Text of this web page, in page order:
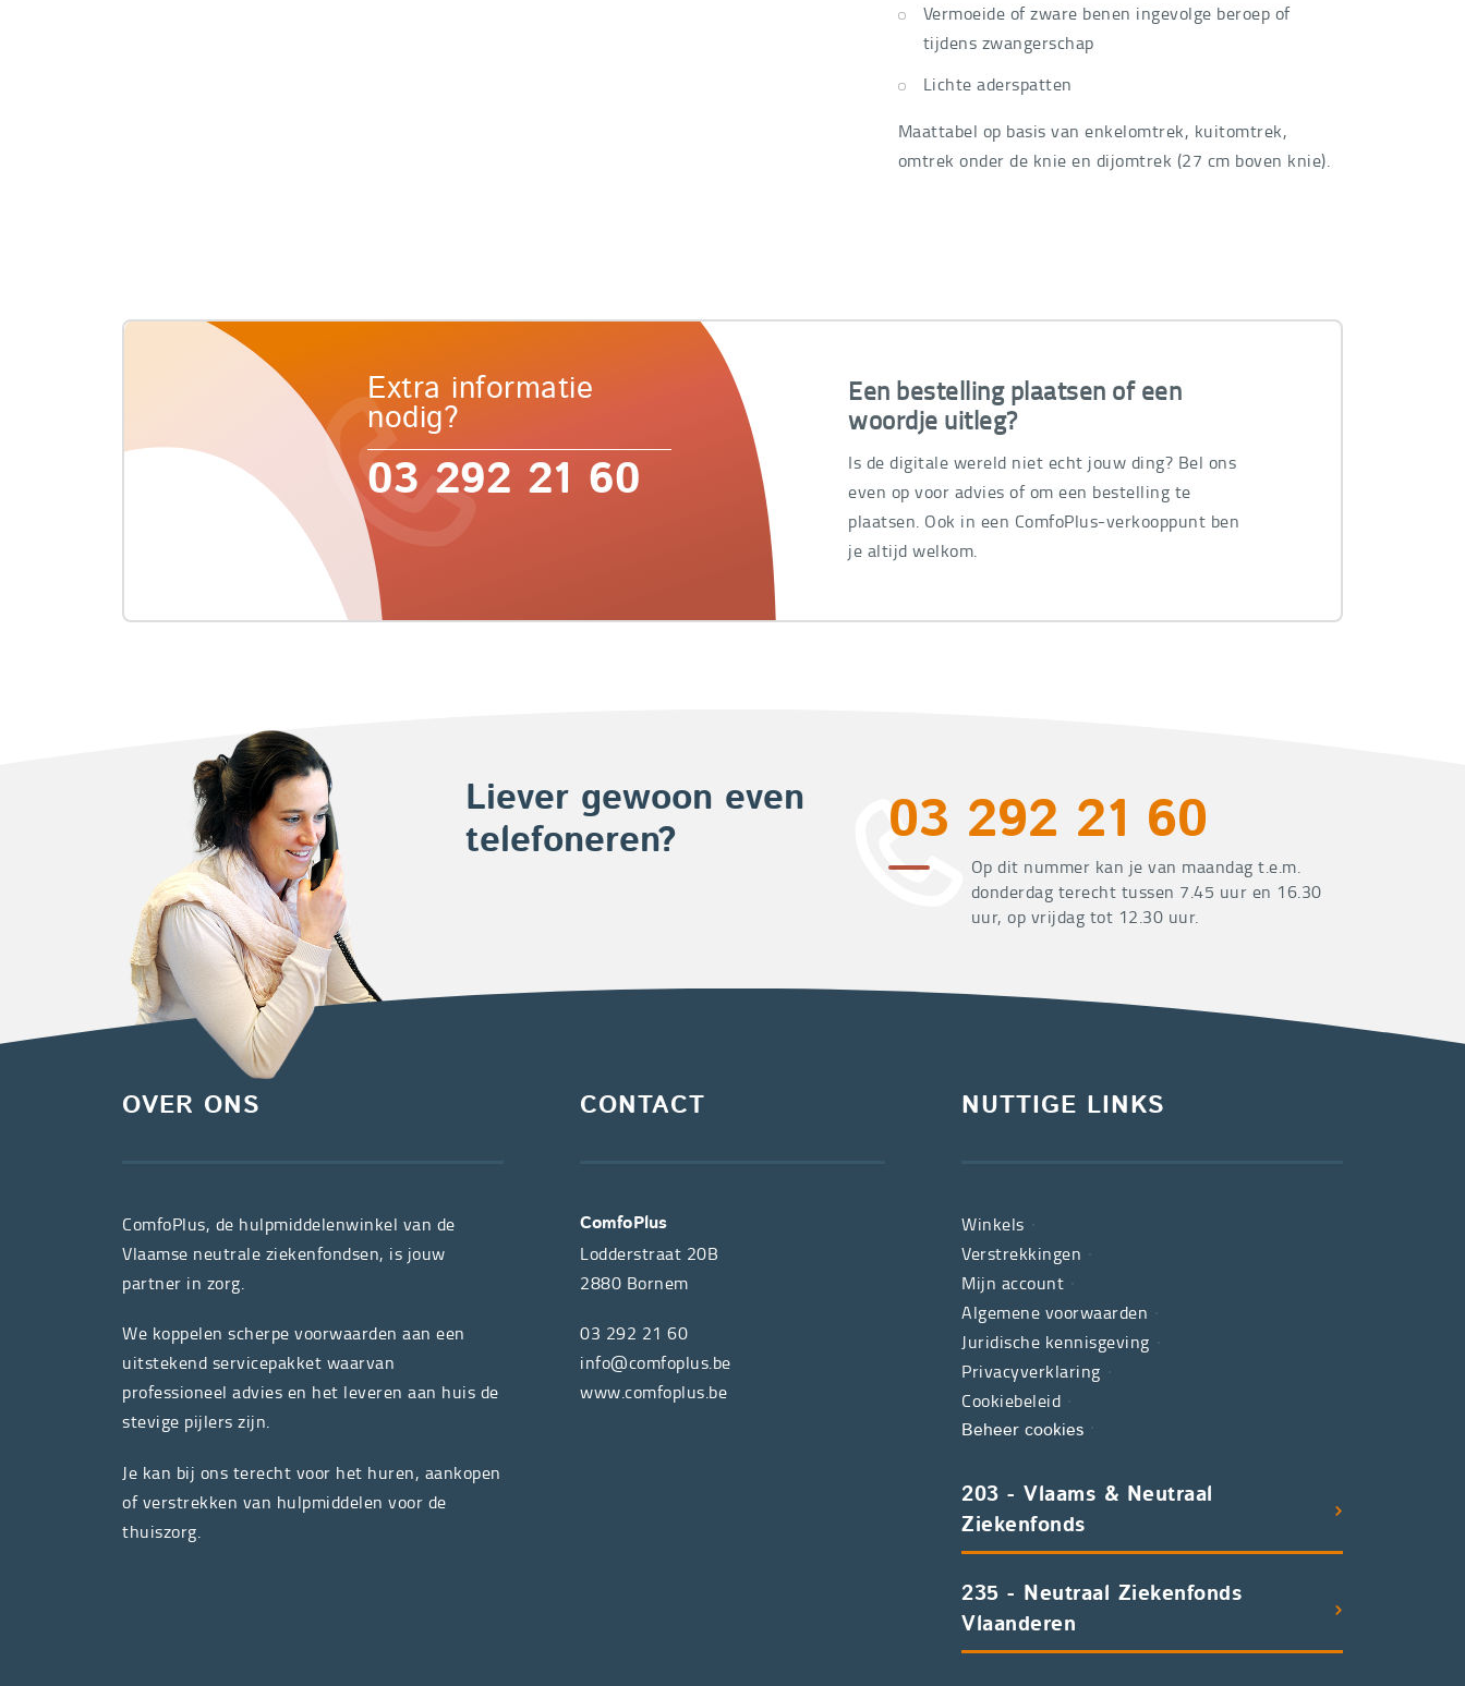
Vermoeide of zware benen ingevolge beroep of
tijdens zwangerschap
Lichte aderspatten
Maattabel op basis van enkelomtrek, kuitomtrek,
omtrek onder de knie en dijomtrek (27 cm boven knie).
Extra informatie
nodig?
03 292 21 60
Een bestelling plaatsen of een
woordje uitleg?
Is de digitale wereld niet echt jouw ding? Bel ons
even op voor advies of om een bestelling te
plaatsen. Ook in een ComfoPlus-verkooppunt ben
je altijd welkom.
Liever gewoon even
telefoneren?
03 292 21 60
Op dit nummer kan je van maandag t.e.m.
donderdag terecht tussen 7.45 uur en 16.30
uur, op vrijdag tot 12.30 uur.
OVER ONS
ComfoPlus, de hulpmiddelenwinkel van de
Vlaamse neutrale ziekenfondsen, is jouw
partner in zorg.
We koppelen scherpe voorwaarden aan een
uitstekend servicepakket waarvan
professioneel advies en het leveren aan huis de
stevige pijlers zijn.
Je kan bij ons terecht voor het huren, aankopen
of verstrekken van hulpmiddelen voor de
thuiszorg.
CONTACT
ComfoPlus
Lodderstraat 20B
2880 Bornem
03 292 21 60
info@comfoplus.be
www.comfoplus.be
NUTTIGE LINKS
Winkels
Verstrekkingen
Mijn account
Algemene voorwaarden
Juridische kennisgeving
Privacyverklaring
Cookiebeleid
Beheer cookies
203 - Vlaams & Neutraal
Ziekenfonds
235 - Neutraal Ziekenfonds
Vlaanderen